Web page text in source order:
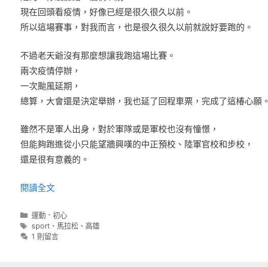
現在回頭看疫情，好像已經是很久很久以前。
所以這場賽事，對我而言，也是很久很久以前就說好要跑的。
不過老天爺沒有那麼想讓我跑這場比賽。
兩次疫情停辦，
一次颱風延期，
總算，大會還是決定舉辦，我也延了回程車票，完成了這椿心願。
雖然不是軍人出身，對於軍隊或是軍校也沒有憧憬，
但能夠跑進從小只能望牆興嘆的中正預校、陸軍官校和步校，
還是很有意義的。
閱讀全文
分
類
運動．初心
標
籤
sport、 馬拉松、 高雄
1 則留言